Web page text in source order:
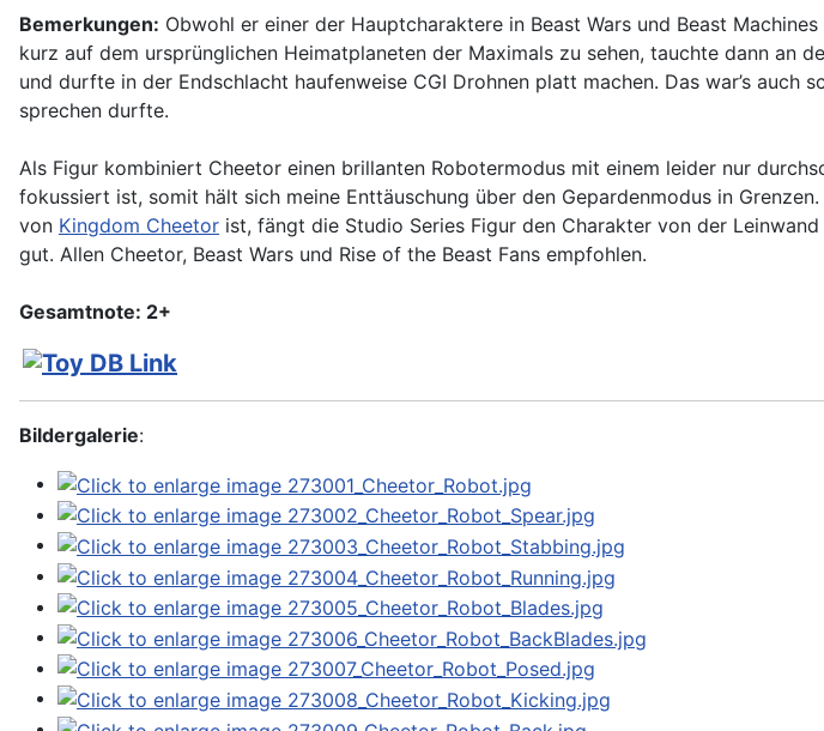
Bemerkungen: Obwohl er einer der Hauptcharaktere in Beast Wars und Beast
kurz auf dem ursprünglichen Heimatplaneten der Maximals zu sehen, tauchte dann an
und durfte in der Endschlacht haufenweise CGI Drohnen platt machen. Das war’s
sprechen durfte.
Als Figur kombiniert Cheetor einen brillanten Robotermodus mit einem leider nur
fokussiert ist, somit hält sich meine Enttäuschung über den Gepardenmodus in
von Kingdom Cheetor ist, fängt die Studio Series Figur den Charakter von der
gut. Allen Cheetor, Beast Wars und Rise of the Beast Fans empfohlen.
Gesamtnote: 2+
Bildergalerie: